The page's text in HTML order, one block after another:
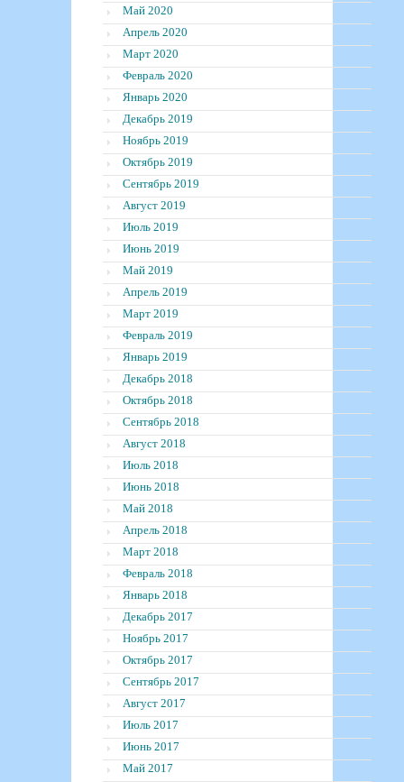
Май 2020
Апрель 2020
Март 2020
Февраль 2020
Январь 2020
Декабрь 2019
Ноябрь 2019
Октябрь 2019
Сентябрь 2019
Август 2019
Июль 2019
Июнь 2019
Май 2019
Апрель 2019
Март 2019
Февраль 2019
Январь 2019
Декабрь 2018
Октябрь 2018
Сентябрь 2018
Август 2018
Июль 2018
Июнь 2018
Май 2018
Апрель 2018
Март 2018
Февраль 2018
Январь 2018
Декабрь 2017
Ноябрь 2017
Октябрь 2017
Сентябрь 2017
Август 2017
Июль 2017
Июнь 2017
Май 2017